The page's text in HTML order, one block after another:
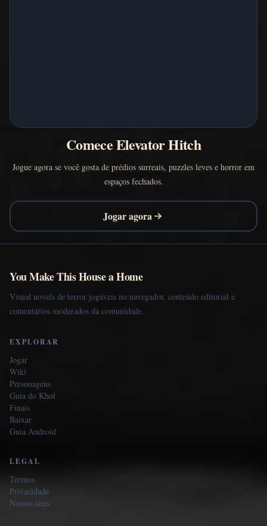
Comece Elevator Hitch
Jogue agora se você gosta de prédios surreais, puzzles leves e horror em
espaços fechados.
Jogar agora
You Make This House a Home
Visual novels de terror jogáveis no navegador, conteúdo editorial e
comentários moderados da comunidade.
EXPLORAR
Jogar
Wiki
Personagens
Guia do Khol
Finais
Baixar
Guia Android
LEGAL
Termos
Privacidade
Nossos sites